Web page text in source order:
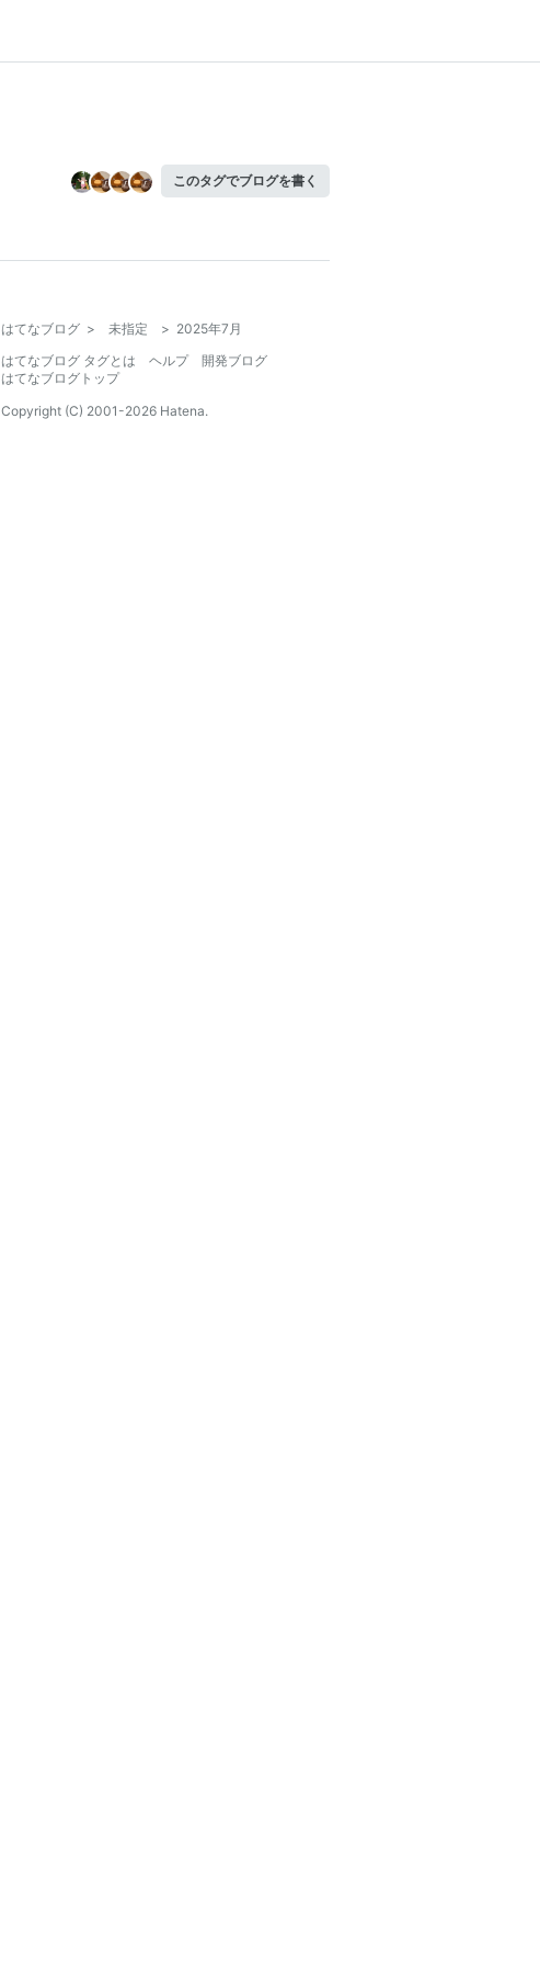
このタグでブログを書く
はてなブログ > 未指定 > 2025年7月
はてなブログ タグとは
ヘルプ
開発ブログ
はてなブログトップ
Copyright (C) 2001-2026 Hatena.